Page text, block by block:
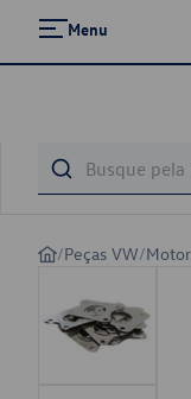
Menu
/Peças VW/Motor